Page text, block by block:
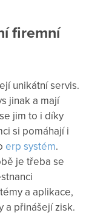
firemní
unikátní servis.
jinak a mají
jim to i díky
si pomáhají i
erp systém.
je třeba se
a aplikace,
a přinášejí zisk.